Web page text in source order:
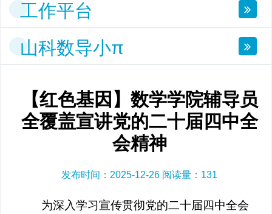
工作平台
山科数导小π
【红色基因】数学学院辅导员
全覆盖宣讲党的二十届四中全
会精神
发布时间：2025-12-26 阅读量： 131
为深入学习宣传贯彻党的二十届四中全会